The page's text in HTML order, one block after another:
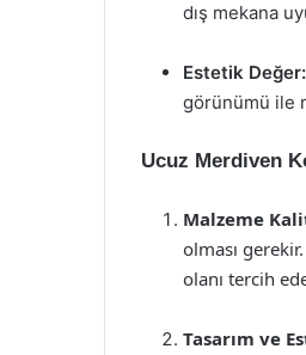
dış mekana
Estetik Değer:
görünümü ile
Ucuz Merdiven
Malzeme
olması
olanı tercih
Tasarım ve